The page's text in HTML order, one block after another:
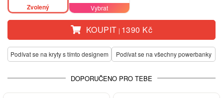
Zvolený Vybrat
KOUPIT | 1390 Kč
Podívat se na kryty s tímto designem Podívat se na všechny powerbanky
DOPORUČENO PRO TEBE